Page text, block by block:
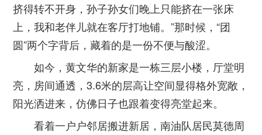
挤得转不开身，孙子孙女们晚上只能挤在一张床
上，我和老伴儿就在客厅打地铺。”那时候，“团
圆”两个字背后，藏着的是一份不便与酸涩。
如今，黄文华的新家是一栋三层小楼，厅堂明
亮，房间通透，3.6米的层高让空间显得格外宽敞，
阳光洒进来，仿佛日子也跟着变得亮堂起来。
看着一户户邻居搬进新居，南油队居民莫德周